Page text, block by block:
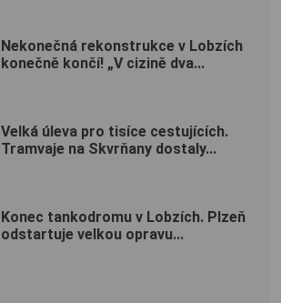
Nekonečná rekonstrukce v Lobzích
konečně končí! „V cizině dva...
Velká úleva pro tisíce cestujících.
Tramvaje na Skvrňany dostaly...
Konec tankodromu v Lobzích. Plzeň
odstartuje velkou opravu...